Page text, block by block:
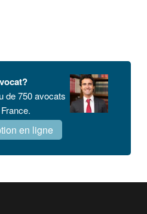
de 750 avocats
en ligne